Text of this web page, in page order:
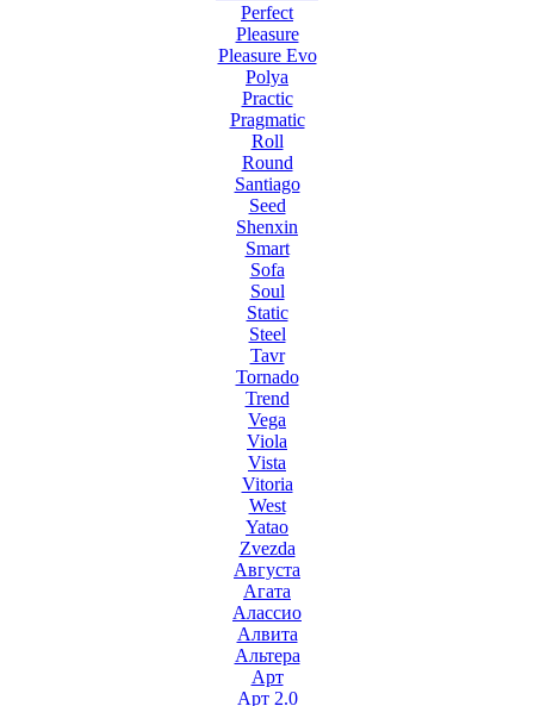
Perfect
Pleasure
Pleasure Evo
Polya
Practic
Pragmatic
Roll
Round
Santiago
Seed
Shenxin
Smart
Sofa
Soul
Static
Steel
Tavr
Tornado
Trend
Vega
Viola
Vista
Vitoria
West
Yatao
Zvezda
Августа
Агата
Алассио
Алвита
Альтера
Арт
Арт 2.0